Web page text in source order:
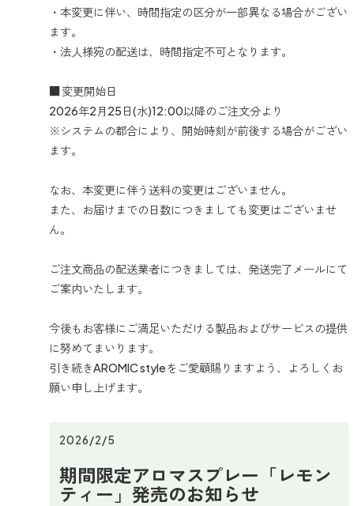
・本変更に伴い、時間指定の区分が一部異なる場合がござい
ます。
・法人様宛の配送は、時間指定不可となります。
■ 変更開始日
2026年2月25日(水)12:00以降のご注文分より
※システムの都合により、開始時刻が前後する場合がござい
ます。
なお、本変更に伴う送料の変更はございません。
また、お届けまでの日数につきましても変更はございませ
ん。
ご注文商品の配送業者につきましては、発送完了メールにて
ご案内いたします。
今後もお客様にご満足いただける製品およびサービスの提供
に努めてまいります。
引き続きAROMIC styleをご愛顧賜りますよう、よろしくお
願い申し上げます。
2026/2/5
期間限定アロマスプレー「レモン
ティー」発売のお知らせ